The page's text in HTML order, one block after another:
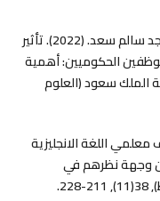
البخيتي، محمد صالح إبراهيم والسحيمي، ماجد سالم سعد. (2022). تأثير
الحكوميين: أهمية
الملك سعود (العلوم
درجة توظيف معلمي اللغة الانجليزية
وجهة نظرهم في